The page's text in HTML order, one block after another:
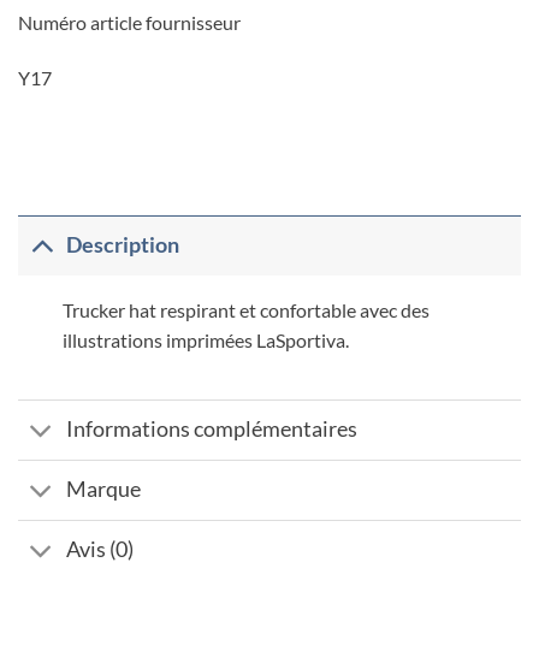
Numéro article fournisseur
Y17
Description
Trucker hat respirant et confortable avec des
illustrations imprimées LaSportiva.
Informations complémentaires
Marque
Avis (0)